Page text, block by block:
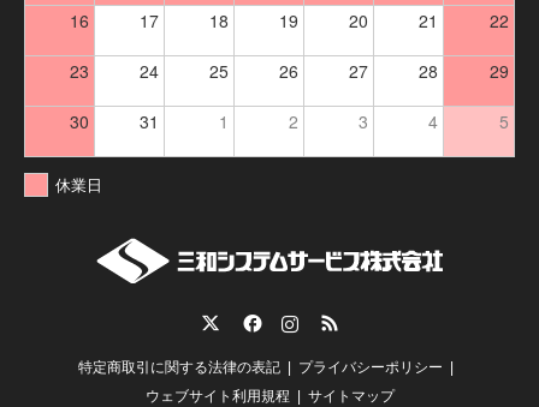
16 17 18 19 20 21 22
23 24 25 26 27 28 29
30 31 1 2 3 4 5
休業日
RSS
特定商取引に関する法律の表記
プライバシーポリシー
ウェブサイト利用規程
サイトマップ